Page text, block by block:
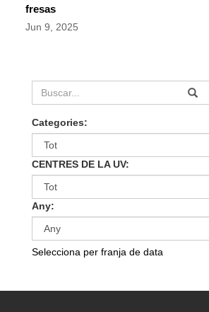
fresas
Jun 9, 2025
Categories:
CENTRES DE LA UV:
Any:
Selecciona per franja de data